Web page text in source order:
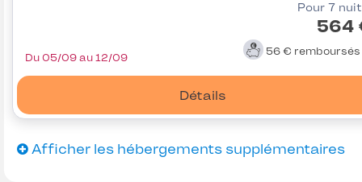
Pour 7
564
56 € remboursés
Détails
Du 05/09 au 12/09
Afficher les hébergements supplémentaires